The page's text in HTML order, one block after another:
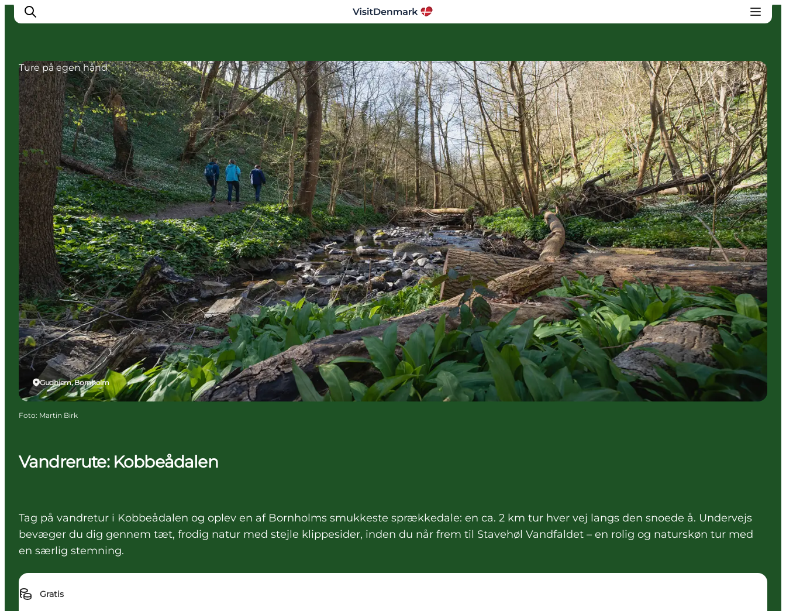
Inspiration
Destinationer
Oplevelser
Overnatning
Planlæg ferien
Vandrerute: Kobbeådalen
Tag på vandretur i Kobbeådalen og oplev en af Bornholms smukkeste sprækkedale: en ca. 2 km tur hver vej langs den snoede å. Undervejs
bevæger du dig gennem tæt, frodig natur med stejle klippesider, inden du når frem til Stavehøl Vandfaldet – en rolig og naturskøn tur med
en særlig stemning.
Gratis
Gudhjem, Bornholm
Ture på egen hånd
Foto: Martin Birk